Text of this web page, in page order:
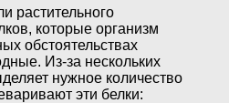
растительного
которые организм
обстоятельствах
Из-за нескольких
нужное количество
эти белки: